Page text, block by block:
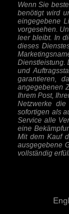
Wenn Sie
benötigt wird
eingegebene
vorgesehen.
leer bleibt. In
dieses
Dienstleistung.
und
garantieren,
angegebenen
Ihrem Post,
Netzwerke
sofortigen als
Service alle
eine
Mit dem Kauf
ausgegebene
vollständig